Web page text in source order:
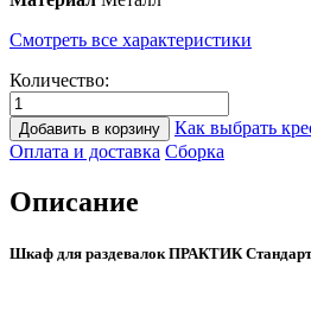
Смотреть все характеристики
Количество:
Добавить в корзину
Как выбрать
Оплата и доставка Сборка
Описание
Шкаф для раздевалок ПРАКТИК